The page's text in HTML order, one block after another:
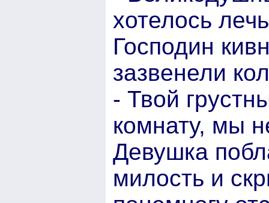
хотелось
Господин
зазвенели
- Твой
комнату, мы
Девушка
милость и